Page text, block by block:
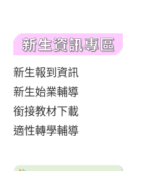
新生報到資訊
新生始業輔導
銜接教材下載
適性轉學輔導